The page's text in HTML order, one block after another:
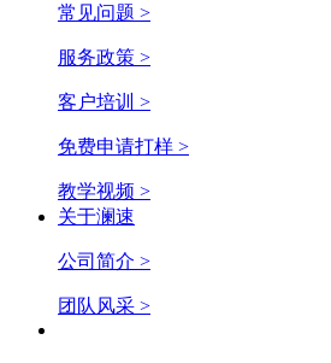
常见问题 >
服务政策 >
客户培训 >
免费申请打样 >
教学视频 >
关于澜速
公司简介 >
团队风采 >